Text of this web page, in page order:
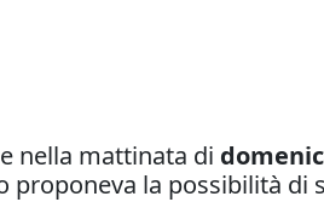
nella mattinata di
proponeva la possibilità di